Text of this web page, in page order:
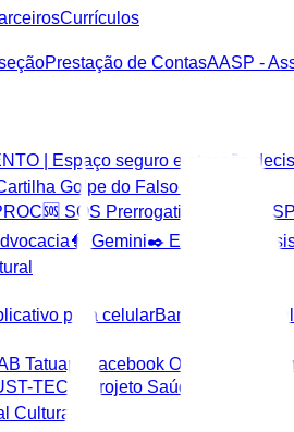
Currículos
Prestação de ContasAASP -
| Espaço seguro e atuação
Golpe do Falso Advogado
🆘 SOS Prerrogativas 🆘 OAB
🧠 Gemini✒️ Editor PDF
para celularBanco de
Tatuapé Facebook OAB Tatuapé
TEC Ψ Projeto Saúde Mental ✍🏼
Cultural